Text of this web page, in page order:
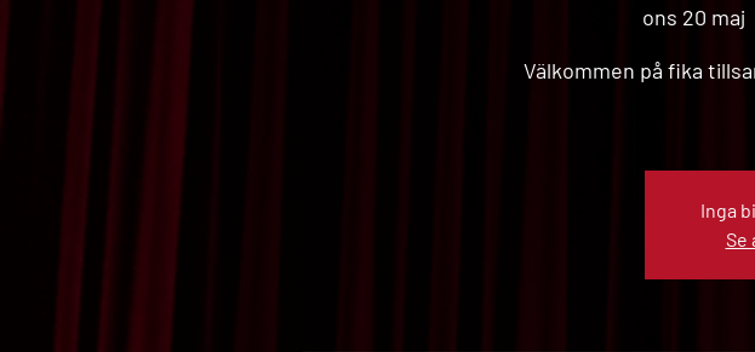
ons 20 maj
Välkommen på fika
Inga
Se